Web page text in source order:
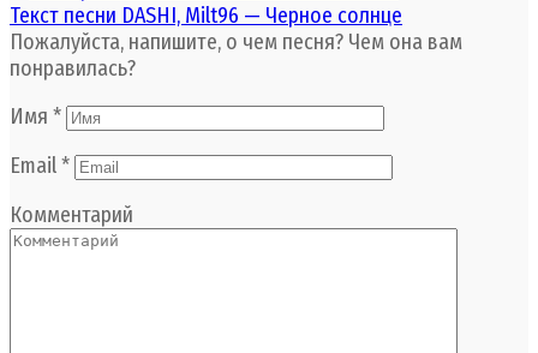
Текст песни DASHI, Milt96 — Черное солнце
Пожалуйста, напишите, о чем песня? Чем она вам
понравилась?
Имя *
Email*
Комментарий